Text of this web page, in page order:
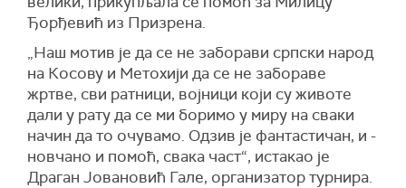
Ђорђевић из Призрена.
„Наш мотив је да се не заборави српски народ
на Косову и Метохији да се не забораве
жртве, сви ратници, војници који су животе
дали у рату да се ми боримо у миру на сваки
начин да то очувамо. Одзив је фантастичан, и -
новчано и помоћ, свака част“, истакао је
Драган Јовановић Гале, организатор турнира.